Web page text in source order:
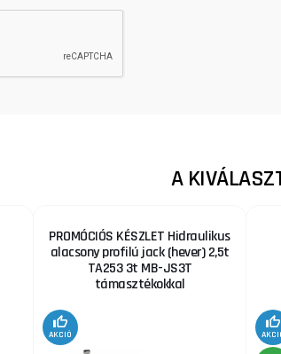
A
PROMÓCIÓS KÉSZLET Hidraulikus
alacsony profilú jack (hever) 2,5t
TA253 3t MB-JS3T
támasztékokkal
AKCIÓ